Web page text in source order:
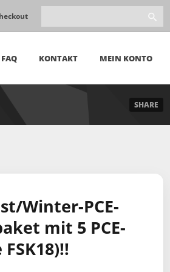
FAQ KONTAKT MEIN KONTO
SHARE
Winter-PCE-
mit 5 PCE-